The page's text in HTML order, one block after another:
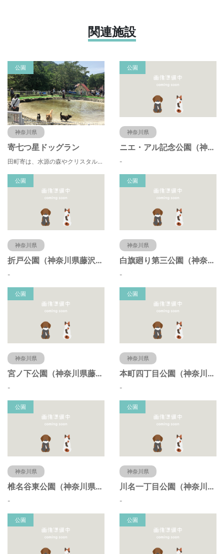
関連施設
公園
神奈川県
寄七つ星ドッグラン
田町寄は、水源の森やクリスタルな清流 、 満天の星空などの豊かな自然に包まれ、 食や農、芸術の魅力あふれる川の里です。 ドッグランエリアを中心とした『やどりき七つ星ヴィレッジ』を ゆっくりお楽しみください。
公園
神奈川県
ニエ・アル記念公園（神奈川県藤沢市）
-
公園
神奈川県
折戸公園（神奈川県藤沢市）
-
公園
神奈川県
白旗廻り第三公園（神奈川県藤沢市）
-
公園
神奈川県
宮ノ下公園（神奈川県藤沢市）
-
公園
神奈川県
本町四丁目公園（神奈川県藤沢市）
-
公園
神奈川県
椎名谷東公園（神奈川県藤沢市）
-
公園
神奈川県
川名一丁目公園（神奈川県藤沢市）
-
公園 公園